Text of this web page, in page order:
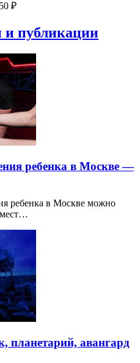
₽
и публикации
ребенка в Москве —
ребенка в Москве можно
планетарий, авангард